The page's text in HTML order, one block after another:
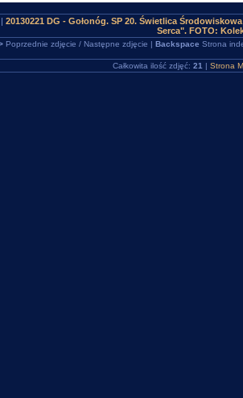
20130221 DG - Gołonóg. SP 20. Świetlica
Serca". FOTO:
Poprzednie zdjęcie / Następne zdjęcie | Backspace Strona
Całkowita ilość zdjęć: 21 | Strona